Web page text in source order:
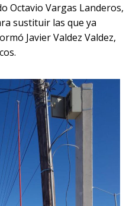
Octavio Vargas Landeros,
sustituir las que ya
Javier Valdez Valdez,